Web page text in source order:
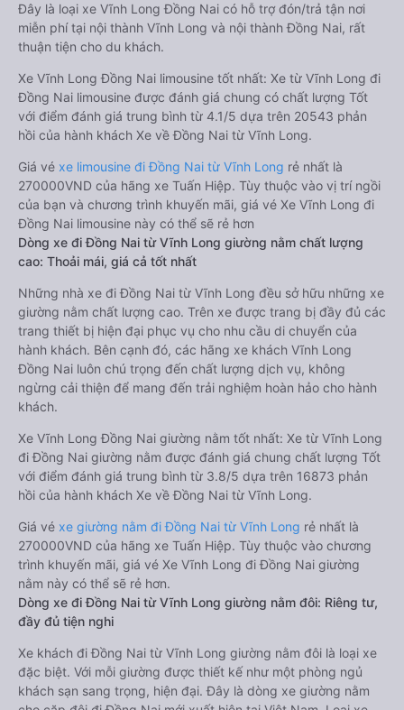
Đây là loại xe Vĩnh Long Đồng Nai có hỗ trợ đón/trả tận nơi
miễn phí tại nội thành Vĩnh Long và nội thành Đồng Nai, rất
thuận tiện cho du khách.
Xe Vĩnh Long Đồng Nai limousine tốt nhất: Xe từ Vĩnh Long đi
Đồng Nai limousine được đánh giá chung có chất lượng Tốt
với điểm đánh giá trung bình từ 4.1/5 dựa trên 20543 phản
hồi của hành khách Xe về Đồng Nai từ Vĩnh Long.
Giá vé xe limousine đi Đồng Nai từ Vĩnh Long rẻ nhất là
270000VND của hãng xe Tuấn Hiệp. Tùy thuộc vào vị trí ngồi
của bạn và chương trình khuyến mãi, giá vé Xe Vĩnh Long đi
Đồng Nai limousine này có thể sẽ rẻ hơn
Dòng xe đi Đồng Nai từ Vĩnh Long giường nằm chất lượng
cao: Thoải mái, giá cả tốt nhất
Những nhà xe đi Đồng Nai từ Vĩnh Long đều sở hữu những xe
giường nằm chất lượng cao. Trên xe được trang bị đầy đủ các
trang thiết bị hiện đại phục vụ cho nhu cầu di chuyển của
hành khách. Bên cạnh đó, các hãng xe khách Vĩnh Long
Đồng Nai luôn chú trọng đến chất lượng dịch vụ, không
ngừng cải thiện để mang đến trải nghiệm hoàn hảo cho hành
khách.
Xe Vĩnh Long Đồng Nai giường nằm tốt nhất: Xe từ Vĩnh Long
đi Đồng Nai giường nằm được đánh giá chung chất lượng Tốt
với điểm đánh giá trung bình từ 3.8/5 dựa trên 16873 phản
hồi của hành khách Xe về Đồng Nai từ Vĩnh Long.
Giá vé xe giường nằm đi Đồng Nai từ Vĩnh Long rẻ nhất là
270000VND của hãng xe Tuấn Hiệp. Tùy thuộc vào chương
trình khuyến mãi, giá vé Xe Vĩnh Long đi Đồng Nai giường
nằm này có thể sẽ rẻ hơn.
Dòng xe đi Đồng Nai từ Vĩnh Long giường nằm đôi: Riêng tư,
đầy đủ tiện nghi
Xe khách đi Đồng Nai từ Vĩnh Long giường nằm đôi là loại xe
đặc biệt. Với mỗi giường được thiết kế như một phòng ngủ
khách sạn sang trọng, hiện đại. Đây là dòng xe giường nằm